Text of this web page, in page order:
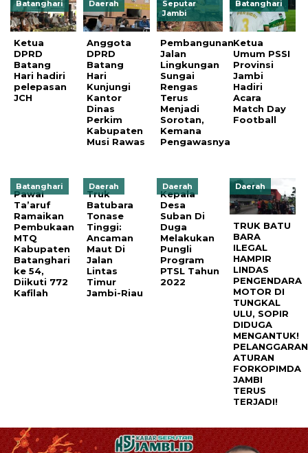
Batanghari
Ketua
DPRD
Batang
Hari hadiri
pelepasan
JCH
Daerah
Anggota
DPRD
Batang
Hari
Kunjungi
Kantor
Dinas
Perkim
Kabupaten
Musi Rawas
Seputar
Jambi
Pembangunan
Jalan
Lingkungan
Sungai
Rengas
Terus
Menjadi
Sorotan,
Kemana
Pengawasnya
Batanghari
Ketua
Umum PSSI
Provinsi
Jambi
Hadiri
Acara
Match Day
Football
Batanghari
Pawai
Ta’aruf
Ramaikan
Pembukaan
MTQ
Kabupaten
Batanghari
ke 54,
Diikuti 772
Kafilah
Daerah
Truk
Batubara
Tonase
Tinggi:
Ancaman
Maut Di
Jalan
Lintas
Timur
Jambi-Riau
Daerah
Kepala
Desa
Suban Di
Duga
Melakukan
Pungli
Program
PTSL Tahun
2022
Daerah
TRUK BATU
BARA
ILEGAL
HAMPIR
LINDAS
PENGENDARA
MOTOR DI
TUNGKAL
ULU, SOPIR
DIDUGA
MENGANTUK!
PELANGGARAN
ATURAN
FORKOPIMDA
JAMBI
TERUS
TERJADI!